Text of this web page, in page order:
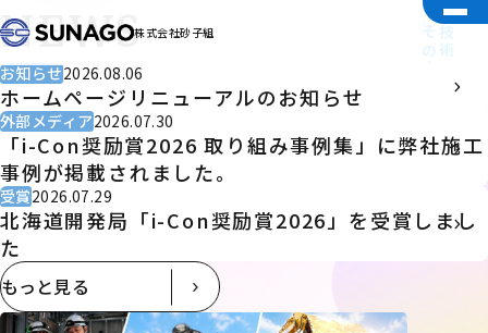
株式会社砂子組 技術で未来を切り拓く。
その中心に「人」がいる。
NEWS
お知らせ2026.08.06
ホームページリニューアルのお知らせ
外部メディア2026.07.30
「i-Con奨励賞2026 取り組み事例集」に弊社施工
事例が掲載されました。
受賞2026.07.29
北海道開発局「i-Con奨励賞2026」を受賞しまし
た
もっと見る